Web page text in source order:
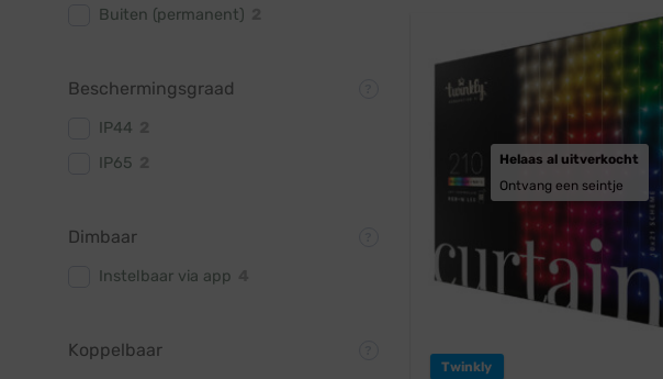
Buiten (permanent)
Beschermingsgraad
IP44
IP65
Dimbaar
Instelbaar via app
Koppelbaar
Helaas al uitverkocht
Ontvang een seintje
Twinkly